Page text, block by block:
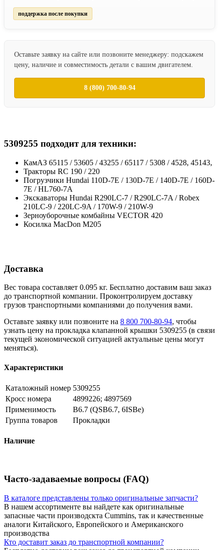
поддержка после покупки
Оставьте заявку на сайте или позвоните менеджеру: подскажем
цену, наличие и совместимость детали с вашим двигателем.
8 (800) 700-80-94
5309255 подходит для техники:
КамАЗ 65115 / 53605 / 43255 / 65117 / 5308 / 4528, 45143,
Тракторы RC 190 / 220
Погрузчики Hundai 110D-7E / 130D-7E / 140D-7E / 160D-
7E / HL760-7A
Экскаваторы Hundai R290LC-7 / R290LC-7A / Robex
210LC-9 / 220LC-9A / 170W-9 / 210W-9
Зерноуборочные комбайны VECTOR 420
Косилка MacDon M205
Доставка
Вес товара составляет 0.095 кг. Бесплатно доставим ваш заказ
до транспортной компании. Проконтролируем доставку
грузов транспортными компаниями до получения вами.
Оставьте заявку или позвоните на 8 800 700-80-94, чтобы
узнать цену на прокладка клапанной крышки 5309255 (в связи
текущей экономической ситуацией актуальные цены могут
меняться).
Характеристики
Каталожный номер 5309255
Кросс номера
4899226; 4897569
Применимость
B6.7 (QSB6.7, 6ISBe)
Группа товаров
Прокладки
Наличие
Часто-задаваемые вопросы (FAQ)
В каталоге представлены только оригинальные запчасти?
В нашем ассортименте вы найдете как оригинальные
запасные части производскта Cummins, так и качественные
аналоги Китайского, Европейского и Американского
производства
Кто доставит заказ до транспортной компании?